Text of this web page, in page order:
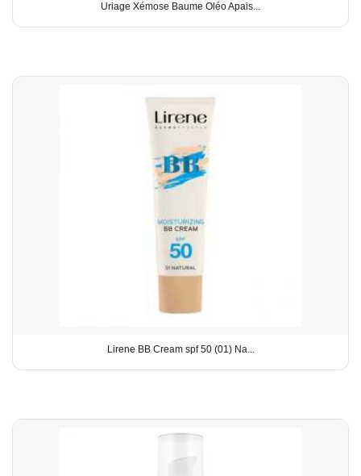
Uriage Xémose Baume Oléo Apais...
Lirene BB Cream spf 50 (01) Na...